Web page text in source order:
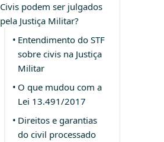
Civis podem ser julgados
pela Justiça Militar?
Entendimento do STF
sobre civis na Justiça
Militar
O que mudou com a
Lei 13.491/2017
Direitos e garantias
do civil processado